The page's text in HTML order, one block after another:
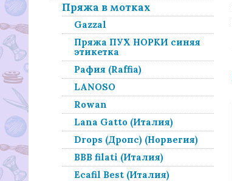
Пряжа в мотках
Gazzal
Пряжа ПУХ НОРКИ синяя
этикетка
Рафия (Raffia)
LANOSO
Rowan
Lana Gatto (Италия)
Drops (Дропс) (Норвегия)
BBB filati (Италия)
Ecafil Best (Италия)